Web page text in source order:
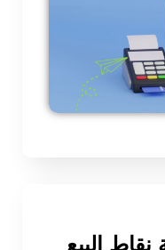
البيع